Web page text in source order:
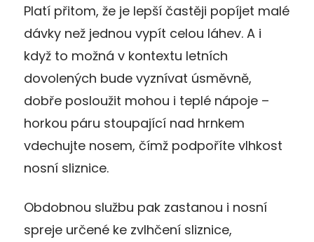
Platí přitom, že je lepší častěji popíjet malé
dávky než jednou vypít celou láhev. A i
když to možná v kontextu letních
dovolených bude vyznívat úsměvně,
dobře posloužit mohou i teplé nápoje –
horkou páru stoupající nad hrnkem
vdechujte nosem, čímž podpoříte vlhkost
nosní sliznice.
Obdobnou službu pak zastanou i nosní
spreje určené ke zvlhčení sliznice,